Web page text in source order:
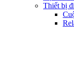
Thiết bị